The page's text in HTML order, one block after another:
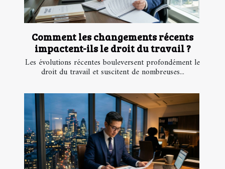
Comment les changements récents
impactent-ils le droit du travail ?
Les évolutions récentes bouleversent profondément le
droit du travail et suscitent de nombreuses...